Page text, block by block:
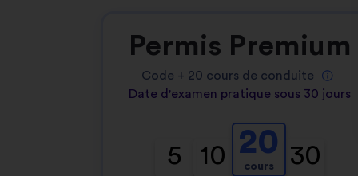
Permis Premium
Code + 20 cours de conduite
Date d'examen pratique sous 30 jours
5 10 20
cours 30